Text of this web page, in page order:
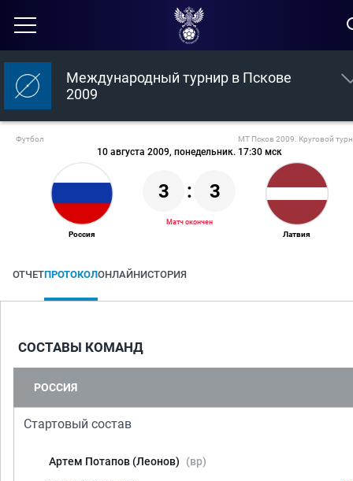
Международный турнир в Пскове
2009
Футбол
10 августа 2009, понедельник. 17:30 мск
МТ Псков 2009. Круговой
Россия
3 : 3
Матч окончен
Латвия
ОТЧЕТПРОТОКОЛОНЛАЙНИСТОРИЯ
СОСТАВЫ КОМАНД
РОССИЯ
Стартовый состав
Артем Потапов (Леонов)
(вр)